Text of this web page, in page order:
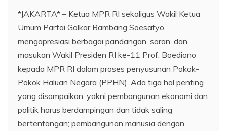
*JAKARTA* – Ketua MPR RI sekaligus Wakil Ketua
Umum Partai Golkar Bambang Soesatyo
mengapresiasi berbagai pandangan, saran, dan
masukan Wakil Presiden RI ke-11 Prof. Boediono
kepada MPR RI dalam proses penyusunan Pokok-
Pokok Haluan Negara (PPHN). Ada tiga hal penting
yang disampaikan, yakni pembangunan ekonomi dan
politik harus berdampingan dan tidak saling
bertentangan; pembangunan manusia dengan